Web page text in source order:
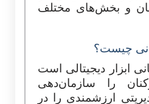
و بخش‌های مختلف
چیست؟
ابزار دیجیتالی است
را سازمان‌دهی
ارزشمندی را در